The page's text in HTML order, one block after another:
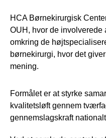
HCA Børnekirurgisk
OUH, hvor de involverede
omkring de
børnekirurgi, hvor det
mening.
Formålet er at styrke
kvalitetsløft gennem
gennemslagskraft